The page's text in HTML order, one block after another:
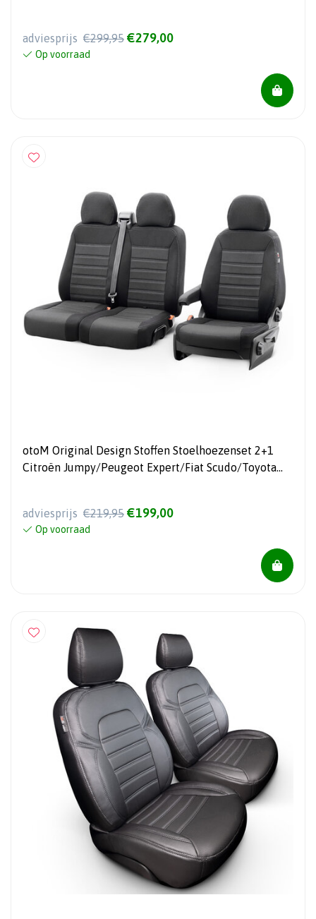
adviesprijs €299,95 €279,00
Op voorraad
otoM Original Design Stoffen Stoelhoezenset 2+1
Citroën Jumpy/Peugeot Expert/Fiat Scudo/Toyota
adviesprijs €219,95 €199,00
Op voorraad